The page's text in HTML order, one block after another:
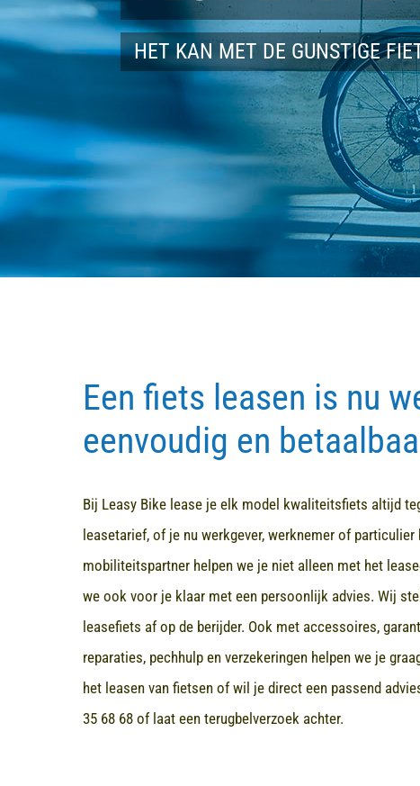
HET KAN MET DE GUNSTIGE
Een fiets leasen is nu
eenvoudig en
Bij Leasy Bike lease je elk model kwaliteitsfiets altijd
leasetarief, of je nu werkgever, werknemer of particulier
mobiliteitspartner helpen we je niet alleen met het
we ook voor je klaar met een persoonlijk advies. Wij
leasefiets af op de berijder. Ook met accessoires,
reparaties, pechhulp en verzekeringen helpen we je
het leasen van fietsen of wil je direct een passend
35 68 68of laat een terugbelverzoek achter.